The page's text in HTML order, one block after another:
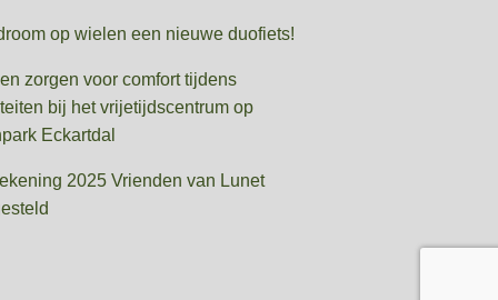
op wielen een nieuwe duofiets!
zorgen voor comfort tijdens
bij het vrijetijdscentrum op
Eckartdal
2025 Vrienden van Lunet